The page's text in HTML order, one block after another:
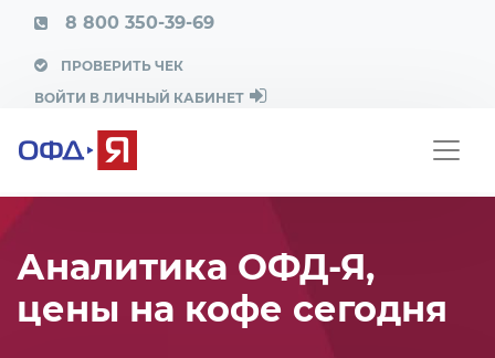
8 800 350-39-69
ПРОВЕРИТЬ ЧЕК
ВОЙТИ В ЛИЧНЫЙ КАБИНЕТ
Аналитика ОФД-Я,
цены на кофе сегодня